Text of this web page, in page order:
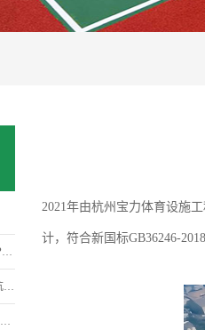
2021年由杭州宝力体育设施工
计，符合新国标GB36246-
承建浙江省黄龙体育中心亚运会EPDM塑胶运动场地
承建第四届亚残运会草地掷球场(杭州文汇学校)改造提升工程
承建杭州电子科技大学体育馆副馆（亚运击剑比赛热身馆）-丙烯酸地坪工程